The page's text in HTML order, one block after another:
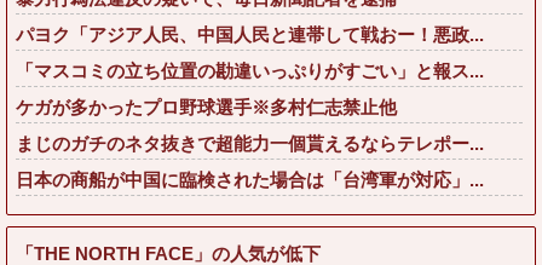
パヨク「アジア人民、中国人民と連帯して戦おー！悪政...
「マスコミの立ち位置の勘違いっぷりがすごい」と報ス...
ケガが多かったプロ野球選手※多村仁志禁止他
まじのガチのネタ抜きで超能力一個貰えるならテレポー...
日本の商船が中国に臨検された場合は「台湾軍が対応」...
「THE NORTH FACE」の人気が低下